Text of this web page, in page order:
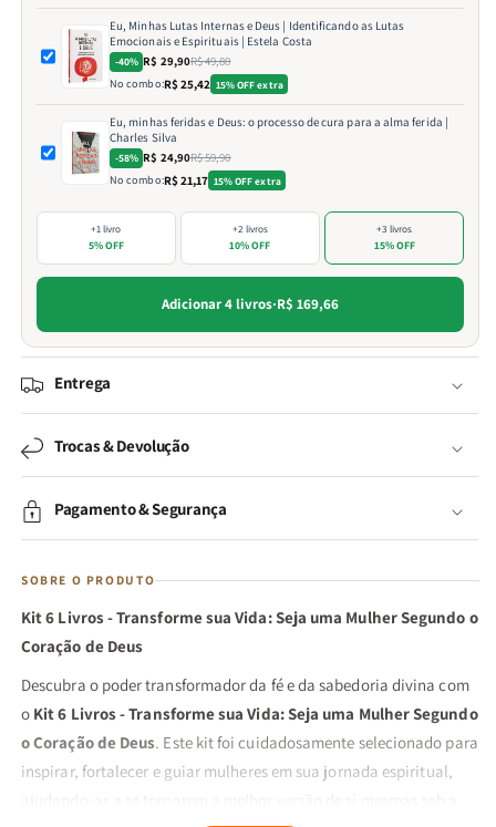
Eu, Minhas Lutas Internas e Deus | Identificando as Lutas
Emocionais e Espirituais | Estela Costa
-40% R$ 29,90R$ 49,80
No combo:R$ 25,42 15% OFF extra
Eu, minhas feridas e Deus: o processo de cura para a alma ferida |
Charles Silva
-58% R$ 24,90R$ 59,90
No combo:R$ 21,17 15% OFF extra
+1 livro
5% OFF
+2 livros
10% OFF
+3 livros
15% OFF
Adicionar 4 livros·R$ 169,66
Entrega
Trocas & Devolução
Pagamento & Segurança
SOBRE O PRODUTO
Kit 6 Livros - Transforme sua Vida: Seja uma Mulher Segundo o
Coração de Deus
Descubra o poder transformador da fé e da sabedoria divina com
o Kit 6 Livros - Transforme sua Vida: Seja uma Mulher Segundo
o Coração de Deus. Este kit foi cuidadosamente selecionado para
inspirar, fortalecer e guiar mulheres em sua jornada espiritual,
ajudando-as a se tornarem a melhor versão de si mesmas sob a